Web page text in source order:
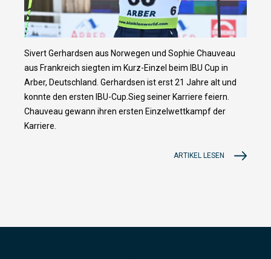
Sivert Gerhardsen aus Norwegen und Sophie Chauveau
aus Frankreich siegten im Kurz-Einzel beim IBU Cup in
Arber, Deutschland. Gerhardsen ist erst 21 Jahre alt und
konnte den ersten IBU-Cup.Sieg seiner Karriere feiern.
Chauveau gewann ihren ersten Einzelwettkampf der
Karriere.
ARTIKEL LESEN